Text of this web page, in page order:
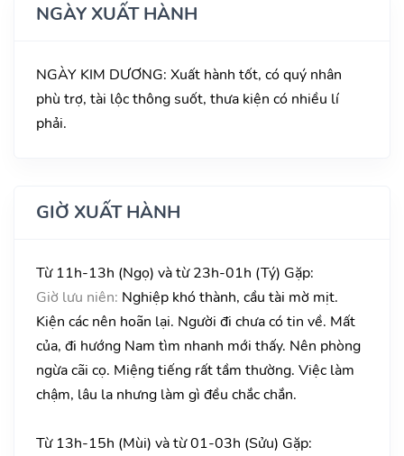
NGÀY XUẤT HÀNH
NGÀY KIM DƯƠNG: Xuất hành tốt, có quý nhân
phù trợ, tài lộc thông suốt, thưa kiện có nhiều lí
phải.
GIỜ XUẤT HÀNH
Từ 11h-13h (Ngọ) và từ 23h-01h (Tý) Gặp:
Giờ lưu niên: Nghiệp khó thành, cầu tài mờ mịt.
Kiện các nên hoãn lại. Người đi chưa có tin về. Mất
của, đi hướng Nam tìm nhanh mới thấy. Nên phòng
ngừa cãi cọ. Miệng tiếng rất tầm thường. Việc làm
chậm, lâu la nhưng làm gì đều chắc chắn.
Từ 13h-15h (Mùi) và từ 01-03h (Sửu) Gặp: